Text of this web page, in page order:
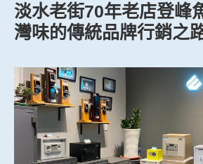
淡水老街70年老店登峰
灣味的傳統品牌行銷之